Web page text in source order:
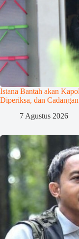
Istana Bantah akan
Diperiksa, dan
7 Agustus 2026